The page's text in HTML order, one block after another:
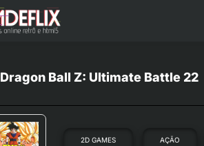
Dragon Ball Z: Ultimate Battle 22
2D GAMES AÇÃO